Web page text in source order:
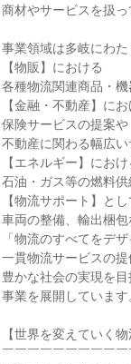
商材やサービスを扱っ
事業領域は多岐にわた
【物販】における
各種物流関連商品・機
【金融・不動産】にお
保険サービスの提案や
不動産に関わる幅広い
【エネルギー】におけ
石油・ガス等の燃料供
【物流サポート】と
車両の整備、輸出梱包
「物流のすべてをデ
一貫物流サービスの
豊かな社会の実現を目
事業を展開しています
【世界を変えていく
￣￣￣￣￣￣￣￣￣